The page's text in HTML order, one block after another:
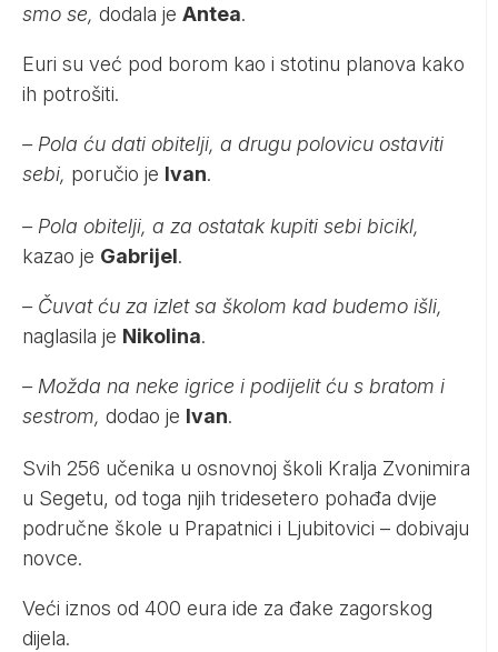
smo se, dodala je Antea.
Euri su već pod borom kao i stotinu planova kako
ih potrošiti.
– Pola ću dati obitelji, a drugu polovicu ostaviti
sebi, poručio je Ivan.
– Pola obitelji, a za ostatak kupiti sebi bicikl,
kazao je Gabrijel.
– Čuvat ću za izlet sa školom kad budemo išli,
naglasila je Nikolina.
– Možda na neke igrice i podijelit ću s bratom i
sestrom, dodao je Ivan.
Svih 256 učenika u osnovnoj školi Kralja Zvonimira
u Segetu, od toga njih tridesetero pohađa dvije
područne škole u Prapatnici i Ljubitovici – dobivaju
novce.
Veći iznos od 400 eura ide za đake zagorskog
dijela.